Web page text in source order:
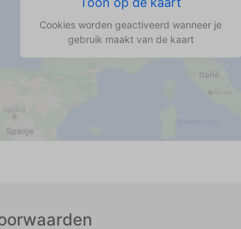
Cookies worden geactiveerd wanneer je
gebruik maakt van de kaart